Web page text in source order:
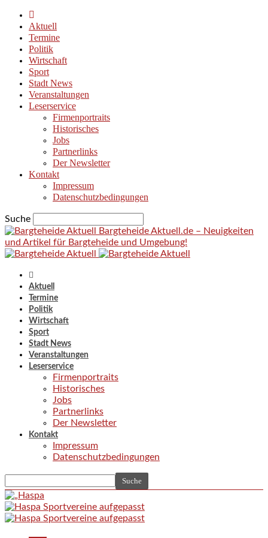
Aktuell
Termine
Politik
Wirtschaft
Sport
Stadt News
Veranstaltungen
Leserservice
Firmenportraits
Historisches
Jobs
Partnerlinks
Der Newsletter
Kontakt
Impressum
Datenschutzbedingungen
Suche
Bargteheide Aktuell.de – Neuigkeiten
und Artikel für Bargteheide und Umgebung!
Aktuell
Termine
Politik
Wirtschaft
Sport
Stadt News
Veranstaltungen
Leserservice
Firmenportraits
Historisches
Jobs
Partnerlinks
Der Newsletter
Kontakt
Impressum
Datenschutzbedingungen